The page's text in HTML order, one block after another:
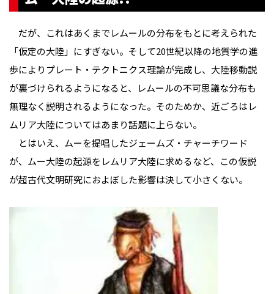
だが、これはあくまでレムールの分布をもとに考えられた
「仮定の大陸」にすぎない。そして20世紀以降の地質学の進
歩によりプレート・テクトニクス理論が完成し、大陸移動説
が裏づけられるようになると、レムールの不可思議な分布も
無理なく説明されるようになった。そのためか、近ごろはレ
ムリア大陸についてはあまり話題に上らない。
とはいえ、ムーを提唱したジェームズ・チャーチワード
が、ムー大陸の起源をレムリア大陸に求めるなど、この仮説
が超古代文明研究におよぼした影響は決して小さくない。